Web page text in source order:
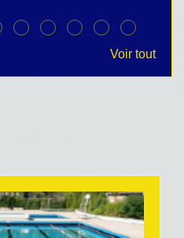
Voir tout